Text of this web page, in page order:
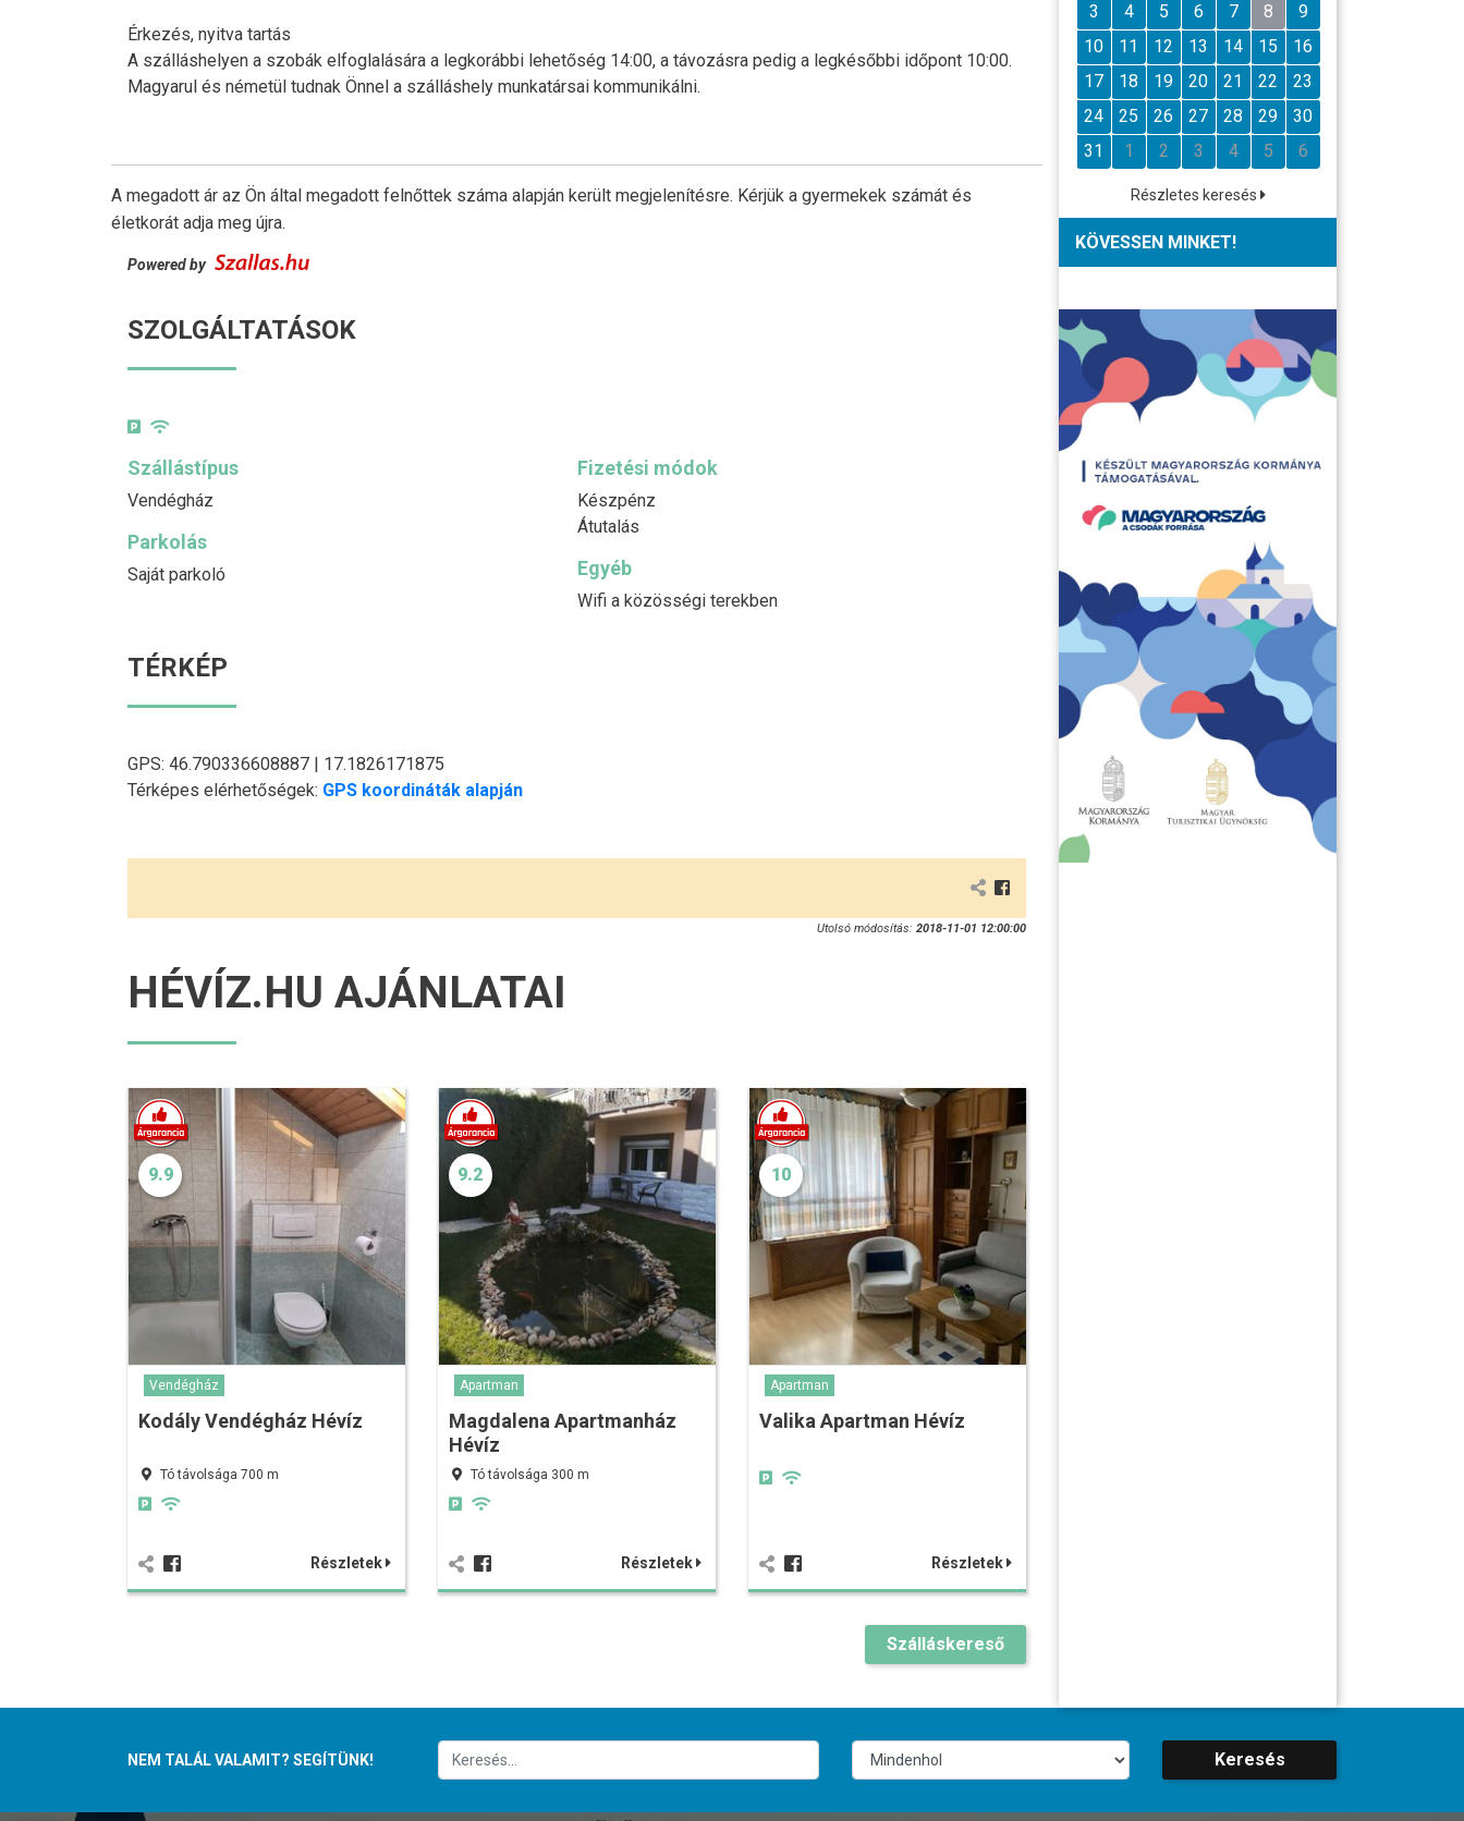
Érkezés, nyitva tartás
A szálláshelyen a szobák elfoglalására a legkorábbi lehetőség 14:00, a távozásra pedig a legkésőbbi időpont 10:00.
Magyarul és németül tudnak Önnel a szálláshely munkatársai kommunikálni.
A megadott ár az Ön által megadott felnőttek száma alapján került megjelenítésre. Kérjük a gyermekek számát és
életkorát adja meg újra.
Powered by
SZOLGÁLTATÁSOK
Szállástípus
Vendégház
Fizetési módok
Készpénz
Átutalás
Parkolás
Saját parkoló Egyéb
Wifi a közösségi terekben
TÉRKÉP
GPS: 46.790336608887 | 17.1826171875
Térképes elérhetőségek: GPS koordináták alapján
Utolsó módosítás: 2018-11-01 12:00:00
HÉVÍZ.HU AJÁNLATAI
9.9
Vendégház
Kodály Vendégház Hévíz
Tó távolsága 700 m
Részletek
9.2
Apartman
Magdalena Apartmanház
Hévíz
Tó távolsága 300 m
Részletek
10
Apartman
Valika Apartman Hévíz
Részletek
Szálláskereső
3
4 5 6 7 8
9
10
11 12 13 14 15
16
17
18 19 20 21 22
23
24
25 26 27 28 29
30
31
1 2 3 4 5 6
Részletes keresés
KÖVESSEN MINKET!
NEM TALÁL VALAMIT? SEGÍTÜNK! Keresés